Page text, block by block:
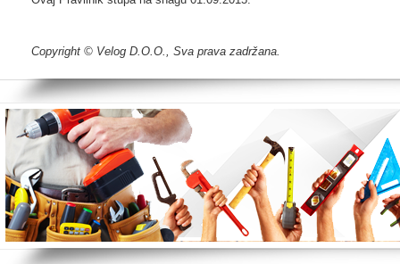
Copyright © Velog D.O.O., Sva prava zadržana.